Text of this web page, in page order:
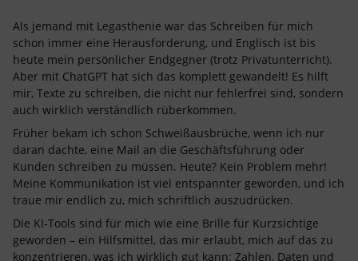
Als jemand mit Legasthenie war das Schreiben für mich
schon immer eine Herausforderung, und Englisch ist bis
heute mein persönlicher Endgegner (trotz Privatunterricht).
Aber mit ChatGPT hat sich das komplett gewandelt! Es hilft
mir, Texte zu schreiben, die nicht nur fehlerfrei sind, sondern
auch wirklich verständlich rüberkommen.
Früher bekam ich schon Schweißausbrüche, wenn ich nur
daran dachte, eine Mail an die Geschäftsführung oder
Kunden schreiben zu müssen. Heute? Kein Problem mehr!
Meine Kommunikation ist viel entspannter geworden, und ich
traue mir endlich zu, mich schriftlich auszudrücken.
Die KI-Tools sind für mich wie eine Brille für Kurzsichtige
geworden – ein Hilfsmittel, das mir erlaubt, mich auf das zu
konzentrieren, was ich wirklich gut kann: Zahlen, Daten und